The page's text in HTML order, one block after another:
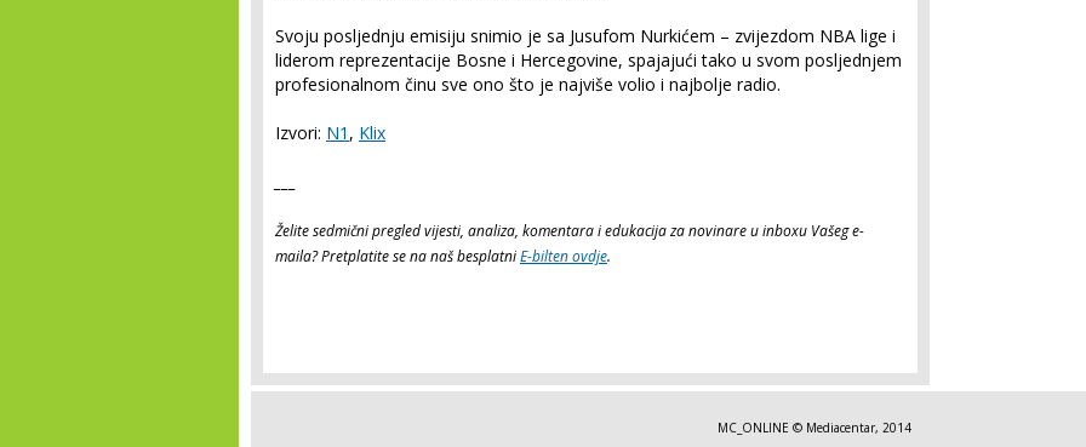
Svoju posljednju emisiju snimio je sa Jusufom Nurkićem – zvijezdom NBA lige i
liderom reprezentacije Bosne i Hercegovine, spajajući tako u svom posljednjem
profesionalnom činu sve ono što je najviše volio i najbolje radio.
Izvori: N1 , Klix
Želite sedmični pregled vijesti, analiza, komentara i edukacija za novinare u inboxu Vašeg e-
maila? Pretplatite se na naš besplatniE-bilten ovdje.
MC_ONLINE © Mediacentar, 2014